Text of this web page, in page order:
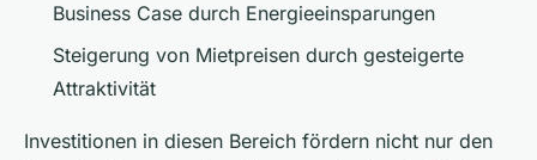
Business Case durch Energieeinsparungen
Steigerung von Mietpreisen durch gesteigerte
Attraktivität
Investitionen in diesen Bereich fördern nicht nur den